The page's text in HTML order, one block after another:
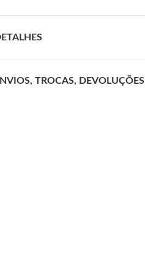
TROCAS, DEVOLUÇÕES